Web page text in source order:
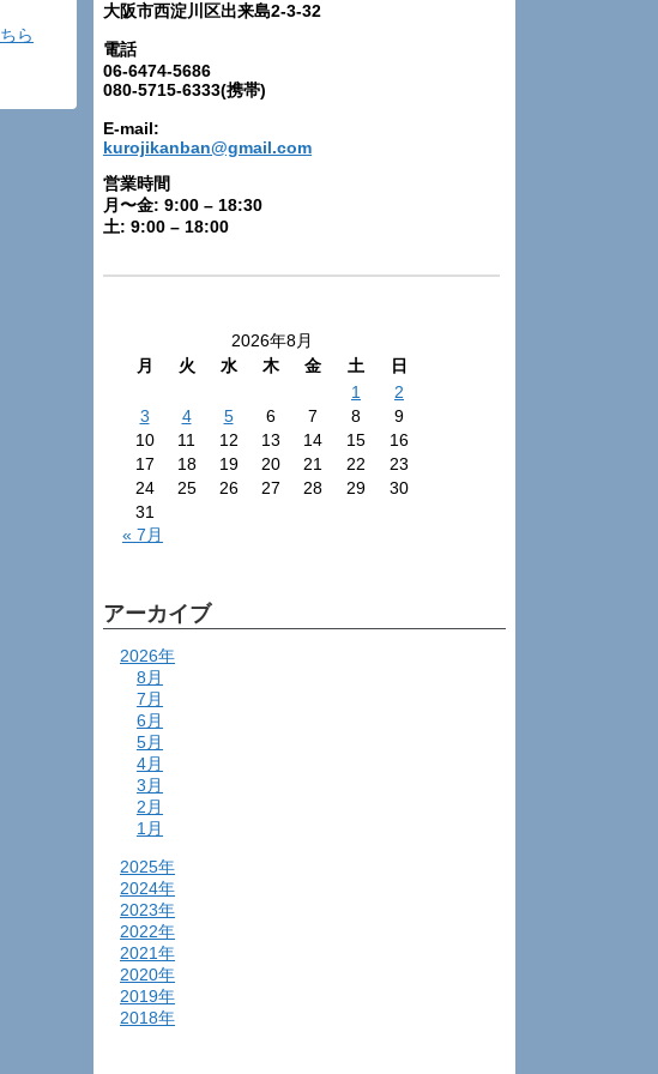
ら
大阪市西淀川区出来島2-3-32
電話
06-6474-5686
080-5715-6333(携帯)
E-mail:
kurojikanban@gmail.com
営業時間
月〜金: 9:00 – 18:30
土: 9:00 – 18:00
2026年8月
月
火 水 木 金 土
日
1
2
3
4 5 6 7 8
9
10
11 12 13 14 15
16
17
18 19 20 21 22
23
24
25 26 27 28 29
30
31
« 7月
アーカイブ
2026年
8月
7月
6月
5月
4月
3月
2月
1月
2025年
2024年
2023年
2022年
2021年
2020年
2019年
2018年